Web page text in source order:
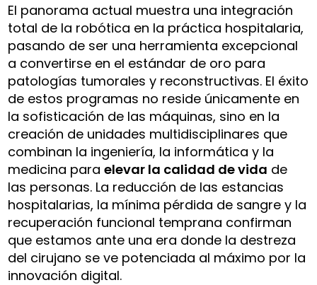
El panorama actual muestra una integración
total de la robótica en la práctica hospitalaria,
pasando de ser una herramienta excepcional
a convertirse en el estándar de oro para
patologías tumorales y reconstructivas. El éxito
de estos programas no reside únicamente en
la sofisticación de las máquinas, sino en la
creación de unidades multidisciplinares que
combinan la ingeniería, la informática y la
medicina paraelevar la calidad de vida de
las personas. La reducción de las estancias
hospitalarias, la mínima pérdida de sangre y la
recuperación funcional temprana confirman
que estamos ante una era donde la destreza
del cirujano se ve potenciada al máximo por la
innovación digital.